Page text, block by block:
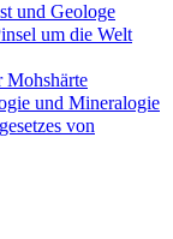
und Geologe
um die Welt
Mohshärte
und Mineralogie
von